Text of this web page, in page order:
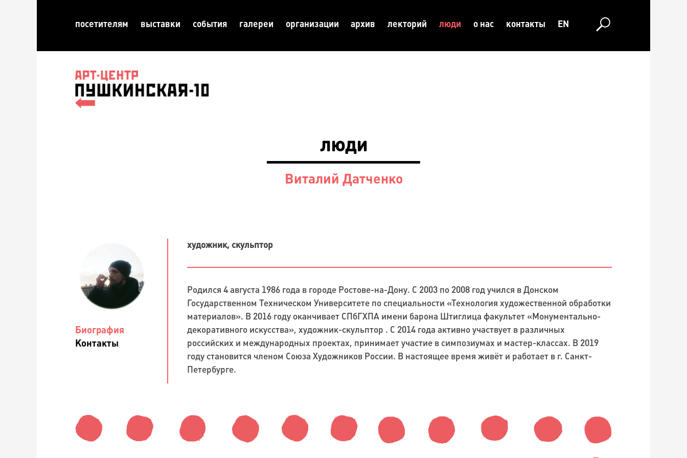
посетителям выставки события галереи организации архив лекторий люди о нас контакты EN
люди
Виталий Датченко
Биография
Контакты
художник, скульптор
Родился 4 августа 1986 года в городе Ростове-на-Дону. С 2003 по 2008 год учился в Донском
Государственном Техническом Университете по специальности «Технология художественной обработки
материалов». В 2016 году оканчивает СПбГХПА имени барона Штиглица факультет «Монументально-
декоративного искусства», художник-скульптор . С 2014 года активно участвует в различных
российских и международных проектах, принимает участие в симпозиумах и мастер-классах. В 2019
году становится членом Союза Художников России. В настоящее время живёт и работает в г. Санкт-
Петербурге.